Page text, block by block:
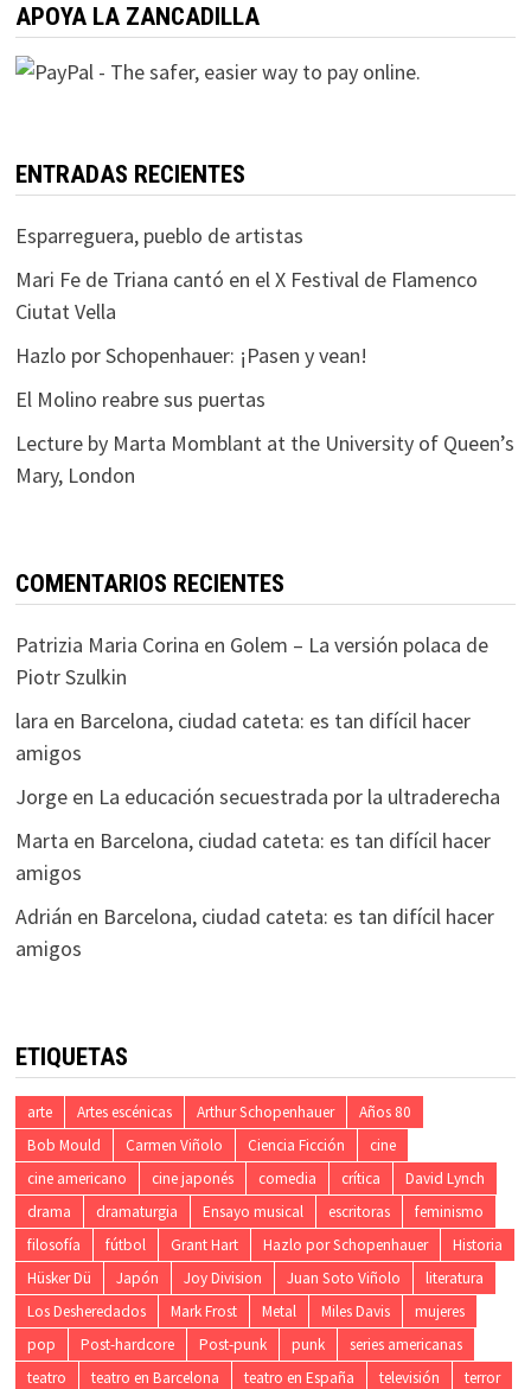
APOYA LA ZANCADILLA
ENTRADAS RECIENTES
Esparreguera, pueblo de artistas
Mari Fe de Triana cantó en el X Festival de Flamenco
Ciutat Vella
Hazlo por Schopenhauer: ¡Pasen y vean!
El Molino reabre sus puertas
Lecture by Marta Momblant at the University of Queen’s
Mary, London
COMENTARIOS RECIENTES
Patrizia Maria Corina en Golem – La versión polaca de
Piotr Szulkin
lara en Barcelona, ciudad cateta: es tan difícil hacer
amigos
Jorgeen La educación secuestrada por la ultraderecha
Marta en Barcelona, ciudad cateta: es tan difícil hacer
amigos
Adrián en Barcelona, ciudad cateta: es tan difícil hacer
amigos
ETIQUETAS
arte Artes escénicas Arthur Schopenhauer
Años 80
Bob Mould
Carmen Viñolo Ciencia Ficción
cine
cine americano
cine japonés comedia crítica
David Lynch
drama
dramaturgia Ensayo musical escritoras
feminismo
filosofía
fútbol Grant Hart Hazlo por Schopenhauer
Historia
Hüsker Dü
Japón Joy Division Juan Soto Viñolo
literatura
Los Desheredados
Mark Frost Metal Miles Davis
mujeres
pop
Post-hardcore Post-punk punk
series americanas
teatro
teatro en Barcelona teatro en España televisión
terror